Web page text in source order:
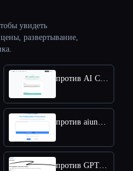
увидеть
развертывание,
против AI Content Detector by Leap AI
против aiundetect
против GPT-Zero